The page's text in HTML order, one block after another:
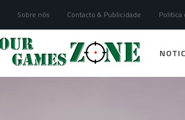
Sobre nós Contacto & Publicidade Politica